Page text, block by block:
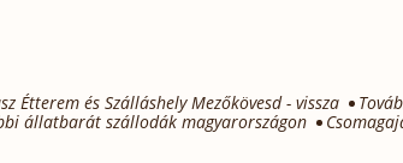
Étterem és Szálláshely Mezőkövesd - vissza
állatbarát szállodák magyarországon